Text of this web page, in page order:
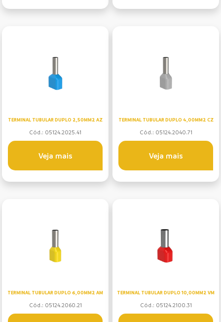
TERMINAL TUBULAR DUPLO 2,50MM2 AZ
Cód.: 05124.2025.41
Veja mais
TERMINAL TUBULAR DUPLO 4,00MM2 CZ
Cód.: 05124.2040.71
Veja mais
TERMINAL TUBULAR DUPLO 6,00MM2 AM
Cód.: 05124.2060.21
TERMINAL TUBULAR DUPLO 10,00MM2 VM
Cód.: 05124.2100.31